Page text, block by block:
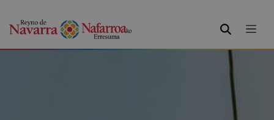
BUSCAR